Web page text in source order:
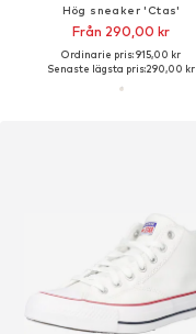
Hög sneaker 'Ctas'
Från 290,00 kr
Ordinarie pris: 915,00 kr
Senaste lägsta pris:290,00 kr